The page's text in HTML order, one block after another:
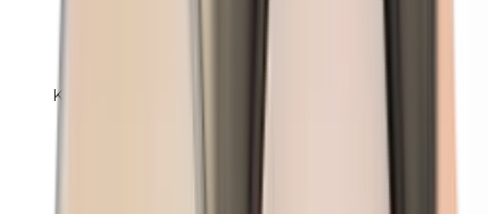
Kathon